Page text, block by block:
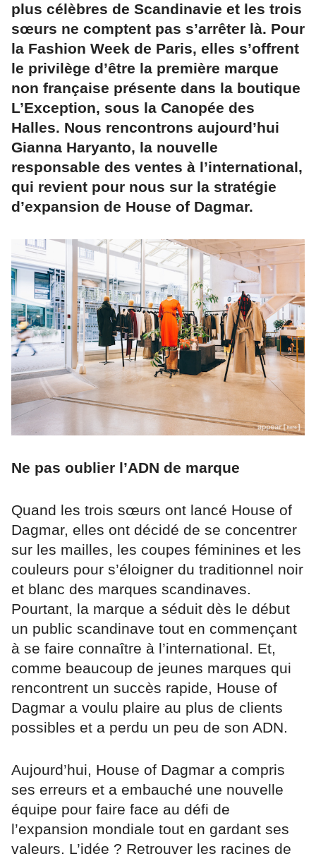
plus célèbres de Scandinavie et les trois
sœurs ne comptent pas s’arrêter là. Pour
la Fashion Week de Paris, elles s’offrent
le privilège d’être la première marque
non française présente dans la boutique
L’Exception, sous la Canopée des
Halles. Nous rencontrons aujourd’hui
Gianna Haryanto, la nouvelle
responsable des ventes à l’international,
qui revient pour nous sur la stratégie
d’expansion de House of Dagmar.
Ne pas oublier l’ADN de marque
Quand les trois sœurs ont lancé House of
Dagmar, elles ont décidé de se concentrer
sur les mailles, les coupes féminines et les
couleurs pour s’éloigner du traditionnel noir
et blanc des marques scandinaves.
Pourtant, la marque a séduit dès le début
un public scandinave tout en commençant
à se faire connaître à l’international. Et,
comme beaucoup de jeunes marques qui
rencontrent un succès rapide, House of
Dagmar a voulu plaire au plus de clients
possibles et a perdu un peu de son ADN.
Aujourd’hui, House of Dagmar a compris
ses erreurs et a embauché une nouvelle
équipe pour faire face au défi de
l’expansion mondiale tout en gardant ses
valeurs. L’idée ? Retrouver les racines de